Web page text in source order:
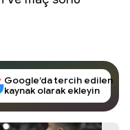
Google’da tercih edilen
kaynak olarak ekleyin